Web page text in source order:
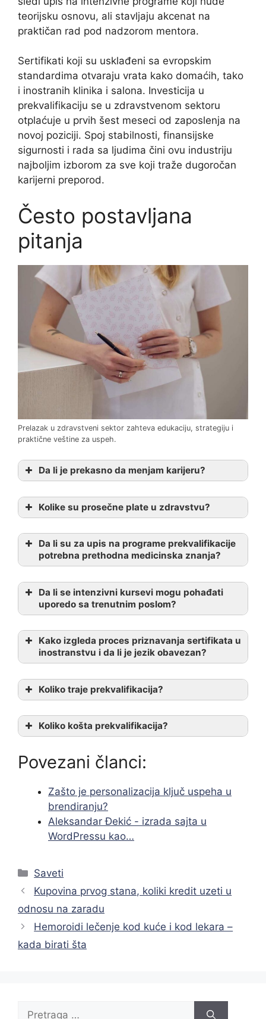
teorijsku osnovu, ali stavljaju akcenat na
praktičan rad pod nadzorom mentora.
Sertifikati koji su usklađeni sa evropskim
standardima otvaraju vrata kako domaćih, tako
i inostranih klinika i salona. Investicija u
prekvalifikaciju se u zdravstvenom sektoru
otplaćuje u prvih šest meseci od zaposlenja na
novoj poziciji. Spoj stabilnosti, finansijske
sigurnosti i rada sa ljudima čini ovu industriju
najboljim izborom za sve koji traže dugoročan
karijerni preporod.
Često postavljana
pitanja
Prelazak u zdravstveni sektor zahteva edukaciju, strategiju i
praktične veštine za uspeh.
Da li je prekasno da menjam karijeru?
Kolike su prosečne plate u zdravstvu?
Da li su za upis na programe prekvalifikacije
potrebna prethodna medicinska znanja?
Da li se intenzivni kursevi mogu pohađati
uporedo sa trenutnim poslom?
Kako izgleda proces priznavanja sertifikata u
inostranstvu i da li je jezik obavezan?
Koliko traje prekvalifikacija?
Koliko košta prekvalifikacija?
Povezani članci:
Zašto je personalizacija ključ uspeha u
brendiranju?
Aleksandar Đekić - izrada sajta u
WordPressu kao…
Categories
Saveti
Kupovina prvog stana, koliki kredit uzeti u
odnosu na zaradu
Hemoroidi lečenje kod kuće i kod lekara –
kada birati šta